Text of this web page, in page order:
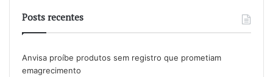
Posts recentes
Anvisa proíbe produtos sem registro que prometiam
emagrecimento